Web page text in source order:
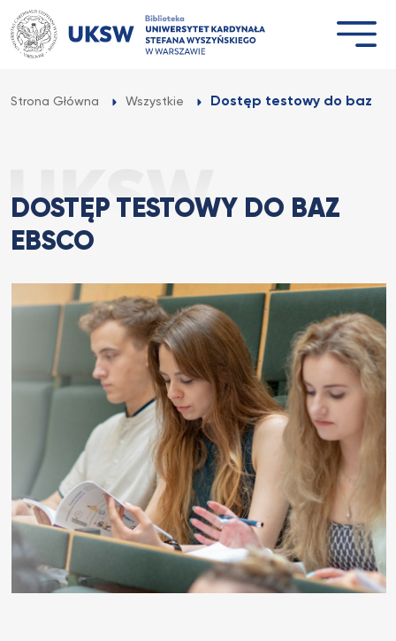
Przejdź
do
treści
Strona Główna Wszystkie Dostęp testowy do baz
DOSTĘP TESTOWY DO BAZ
EBSCO